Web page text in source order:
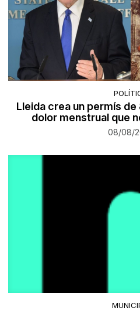
Lleida crea un permís
dolor menstrual que
08/08/